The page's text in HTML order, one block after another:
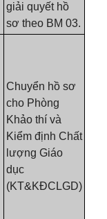
giải quyết hồ
sơ theo BM 03.
Chuyển hồ sơ
cho Phòng
Khảo thí và
Kiểm định Chất
lượng Giáo
dục
(KT&KĐCLGD)